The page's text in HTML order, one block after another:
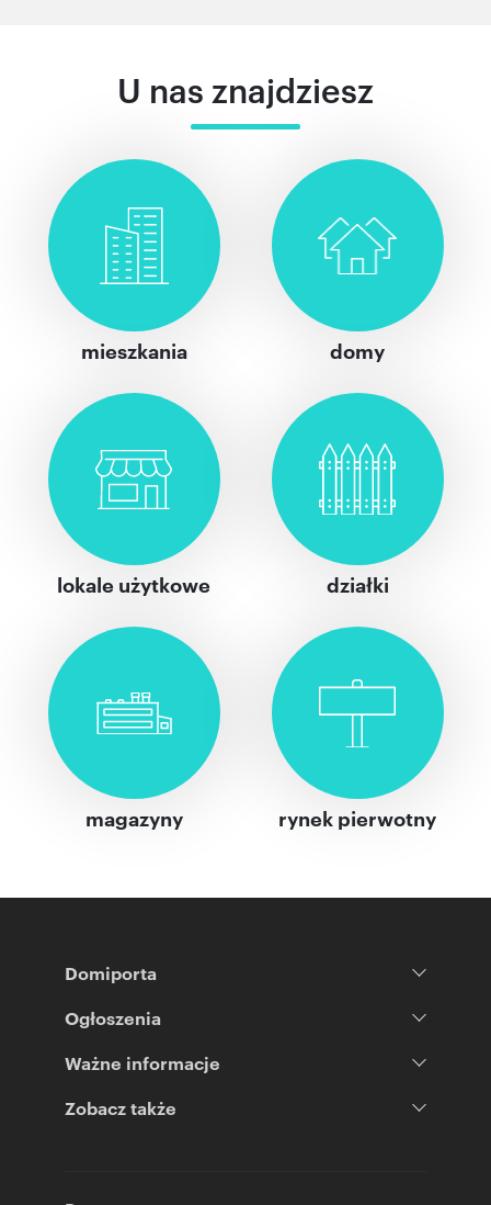
U nas znajdziesz
mieszkania domy
lokale użytkowe działki
magazyny rynek pierwotny
Domiporta
Ogłoszenia
Ważne informacje
Zobacz także